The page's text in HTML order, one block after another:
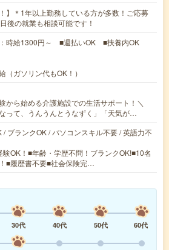
】＊1年以上勤務している方が多数！ご応募
後の就業も相談可能です！
時給1300円～ ■週払いOK ■扶養内OK
（ガソリン代もOK！）
から始める介護施設での生活サポート！＼
なって、うんうんとうなずく」「天気が…
/ ブランクOK / パソコンスキル不要 / 英語力不
OK！■年齢・学歴不問！ブランクOK!■10名
■履歴書不要■社会保険完…
30代 40代 50代
60代